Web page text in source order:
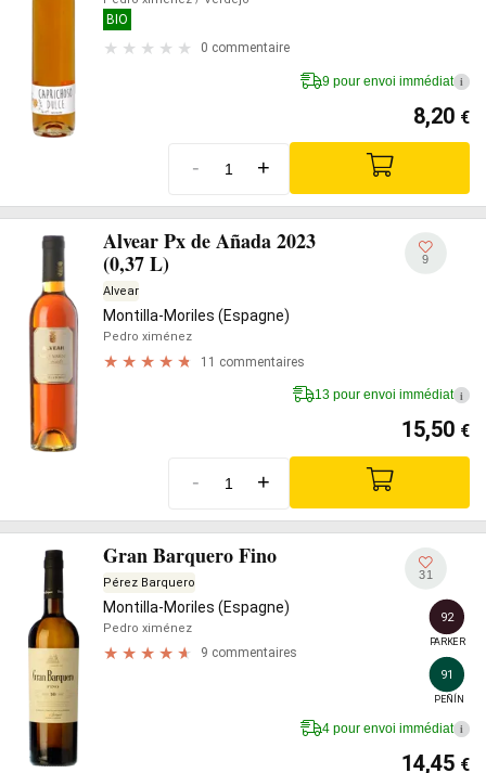
BIO
0 commentaire
9 pour envoi immédiat i
8,20 €
- +
Alvear Px de Añada 2023
(0,37 L)
Alvear
Montilla-Moriles (Espagne)
Pedro ximénez
11 commentaires
9
13 pour envoi immédiat i
15,50 €
- +
Gran Barquero Fino
Pérez Barquero
Montilla-Moriles (Espagne)
Pedro ximénez
9 commentaires
31
92
PARKER
91
PEÑÍN
4 pour envoi immédiat i
14,45 €